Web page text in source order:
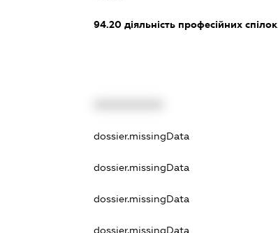
94.20діяльність професійних спілок
dossier.missingData
dossier.missingData
dossier.missingData
dossier.missingData